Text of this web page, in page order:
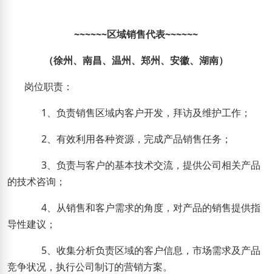
~~~~~~区域销售代表~~~~~~
（徐州、南昌、温州、郑州、安徽、湖南）
岗位职责：
1 、负责销售区域内客户开发，拜访及维护工作；
2、有效利用各种资源，完成产品销售任务；
3、负责与客户的基本技术交流，提供公司相关产品
的技术咨询；
4、从销售和客户需求的角度，对产品的销售提供指
导性建议；
5、收集分析负责区域的客户信息，市场需求及产品
竞争状况，执行公司制订的营销方案。